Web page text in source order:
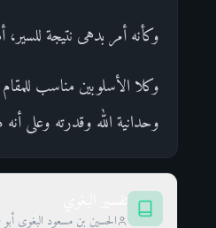
وكأنه أمر بدهى نتيجة للسير،
وكلا الأسلوبين مناسب
وحدانية الله وقدرته وعلى
الحسين بن مسعود البغوي أبو